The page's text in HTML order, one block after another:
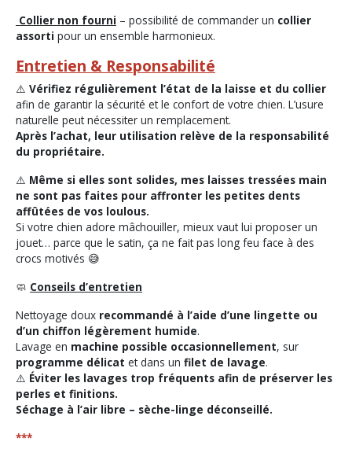
Collier non fourni – possibilité de commander un collier
assorti pour un ensemble harmonieux.
Entretien & Responsabilité
⚠️ Vérifiez régulièrement l’état de la laisse et du collier
afin de garantir la sécurité et le confort de votre chien. L’usure
naturelle peut nécessiter un remplacement.
Après l’achat, leur utilisation relève de la responsabilité
du propriétaire.
⚠️ Même si elles sont solides, mes laisses tressées main
ne sont pas faites pour affronter les petites dents
affûtées de vos loulous.
Si votre chien adore mâchouiller, mieux vaut lui proposer un
jouet… parce que le satin, ça ne fait pas long feu face à des
crocs motivés 😅
🧼 Conseils d’entretien
Nettoyage doux recommandé à l’aide d’une lingette ou
d’un chiffon légèrement humide.
Lavage en machine possible occasionnellement, sur
programme délicat et dans un filet de lavage.
⚠️ Éviter les lavages trop fréquents afin de préserver les
perles et finitions.
Séchage à l’air libre – sèche-linge déconseillé.
***